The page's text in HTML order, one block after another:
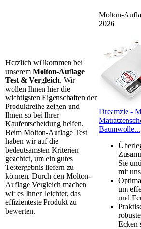
Herzlich willkommen bei
unserem Molton-Auflage
Test & Vergleich. Wir
wollen Ihnen hier die
wichtigsten Eigenschaften der
Produktreihe zeigen und
Ihnen so bei Ihrer
Kaufentscheidung helfen.
Beim Molton-Auflage Test
haben wir auf die
bedeutsamsten Kriterien
geachtet, um ein gutes
Testergebnis liefern zu
können. Durch den Molton-
Auflage Vergleich machen
wir es Ihnen leichter, das
effizienteste Produkt zu
bewerten.
Molton-
2026
Dreamzie -
Baumwolle...
Sie
mit
um
und
Ecken